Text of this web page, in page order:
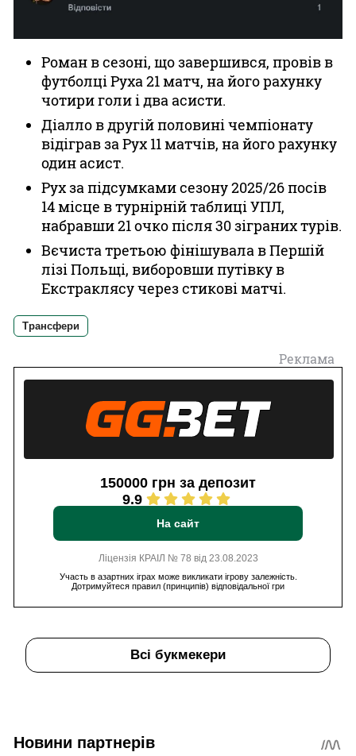
Роман в сезоні, що завершився, провів в
футболці Руха 21 матч, на його рахунку
чотири голи і два асисти.
Діалло в другій половині чемпіонату
відіграв за Рух 11 матчів, на його рахунку
один асист.
Рух за підсумками сезону 2025/26 посів
14 місце в турнірній таблиці УПЛ,
набравши 21 очко після 30 зіграних турів.
Вєчиста третьою фінішувала в Першій
лізі Польщі, виборовши путівку в
Екстраклясу через стикові матчі.
Трансфери
Реклама
150000 грн за депозит
9.9
На сайт
Ліцензія КРАІЛ № 78 від 23.08.2023
Участь в азартних іграх може викликати ігрову залежність.
Дотримуйтеся правил (принципів) відповідальної гри
Всі букмекери